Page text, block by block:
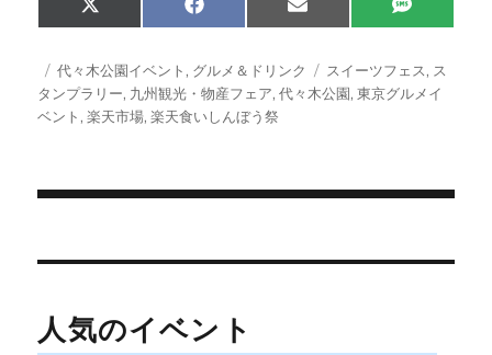
Share
on
X
(
w
i
t
t
Share
on
F
a
e
b
o
o
Share
on
E
m
Share
on
S
M
投
稿
日:
カ
テ
ゴ
代々木公園イベント , グルメ＆ドリンク
タ
グ
スイーツフェス, ス
タンプラリー, 九州観光・物産フェア,代々木公園,東京グルメイ
ベント ,楽天市場,楽天食いしんぼう祭
稿
ビ
人気のイベント